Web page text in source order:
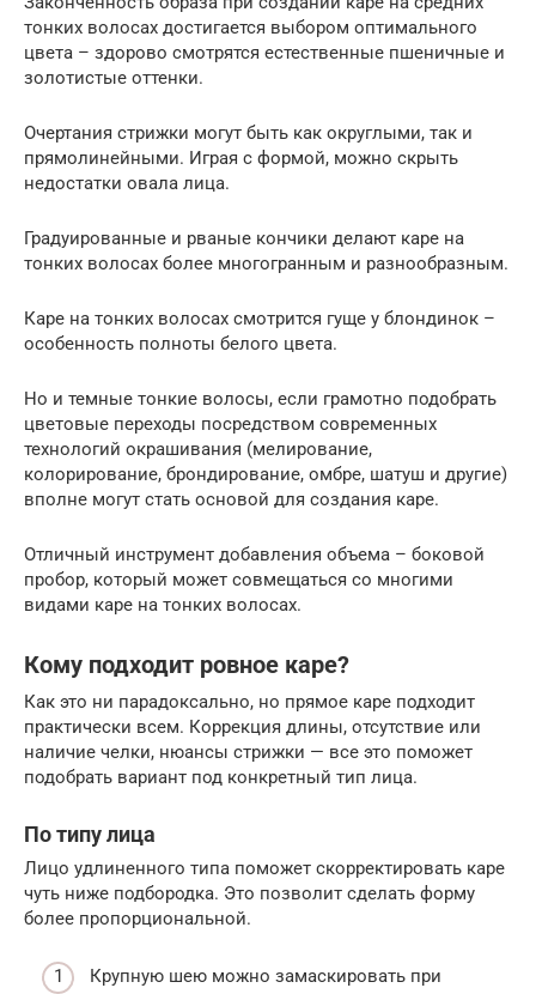
тонких волосах достигается выбором оптимального
цвета – здорово смотрятся естественные пшеничные и
золотистые оттенки.
Очертания стрижки могут быть как округлыми, так и
прямолинейными. Играя с формой, можно скрыть
недостатки овала лица.
Градуированные и рваные кончики делают каре на
тонких волосах более многогранным и разнообразным.
Каре на тонких волосах смотрится гуще у блондинок –
особенность полноты белого цвета.
Но и темные тонкие волосы, если грамотно подобрать
цветовые переходы посредством современных
технологий окрашивания (мелирование,
колорирование, брондирование, омбре, шатуш и другие)
вполне могут стать основой для создания каре.
Отличный инструмент добавления объема – боковой
пробор, который может совмещаться со многими
видами каре на тонких волосах.
Кому подходит ровное каре?
Как это ни парадоксально, но прямое каре подходит
практически всем. Коррекция длины, отсутствие или
наличие челки, нюансы стрижки — все это поможет
подобрать вариант под конкретный тип лица.
По типу лица
Лицо удлиненного типа поможет скорректировать каре
чуть ниже подбородка. Это позволит сделать форму
более пропорциональной.
Крупную шею можно замаскировать при